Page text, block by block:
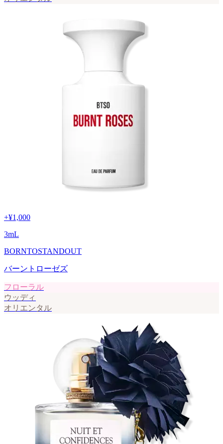
+¥1,000
3mL
BORNTOSTANDOUT
バーントローゼズ
フローラル
ウッディ
オリエンタル